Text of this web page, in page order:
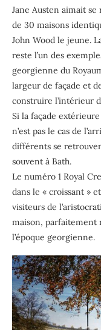
Jane Austen aimait
de 30 maisons
John Wood le jeune.
reste l’un des
georgienne du
largeur de façade et
construire l’intérieur
Si la façade
n’est pas le cas de
différents se
souvent à Bath.
Le numéro 1 Royal
dans le « croissant »
visiteurs de
maison, parfaitement
l’époque georgienne.